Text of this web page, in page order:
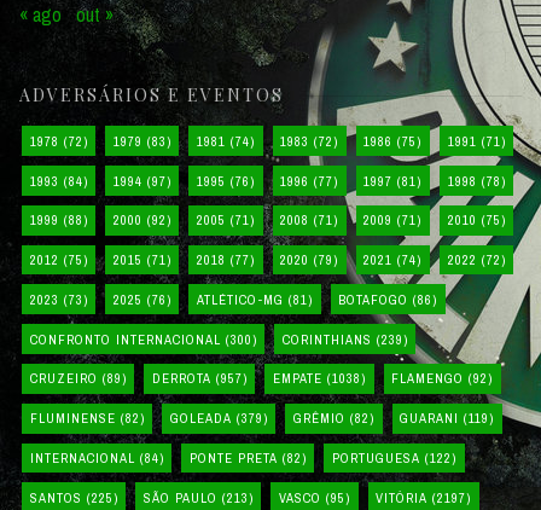
« ago out »
ADVERSÁRIOS E EVENTOS
1978 (72) 1979 (83) 1981 (74) 1983 (72) 1986 (75) 1991 (71)
1993 (84) 1994 (97) 1995 (76) 1996 (77) 1997 (81) 1998 (78)
1999 (88) 2000 (92) 2005 (71) 2008 (71) 2009 (71) 2010 (75)
2012 (75) 2015 (71) 2018 (77) 2020 (79) 2021 (74) 2022 (72)
2023 (73) 2025 (76) ATLÉTICO-MG (81) BOTAFOGO (86)
CONFRONTO INTERNACIONAL (300) CORINTHIANS (239)
CRUZEIRO (89) DERROTA (957) EMPATE (1038) FLAMENGO (92)
FLUMINENSE (82) GOLEADA (379) GRÊMIO (82) GUARANI (119)
INTERNACIONAL (84) PONTE PRETA (82) PORTUGUESA (122)
SANTOS (225) SÃO PAULO (213) VASCO (95) VITÓRIA (2197)